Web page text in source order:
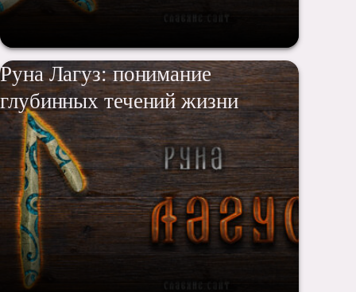
Руна Лагуз: понимание
глубинных течений жизни